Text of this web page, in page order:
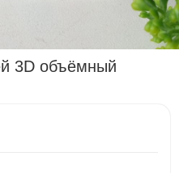
3D объёмный